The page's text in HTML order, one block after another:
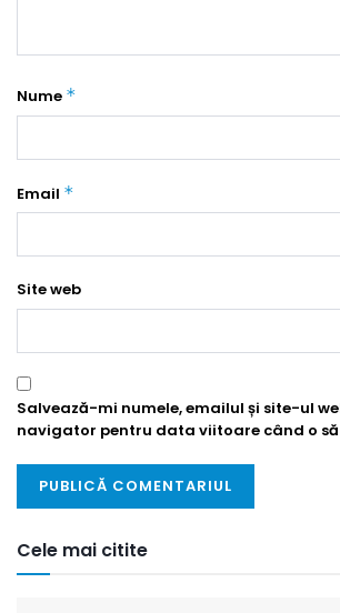
Nume *
Email *
Site web
Salvează-mi numele, emailul și site-ul
navigator pentru data viitoare când o să
Cele mai citite